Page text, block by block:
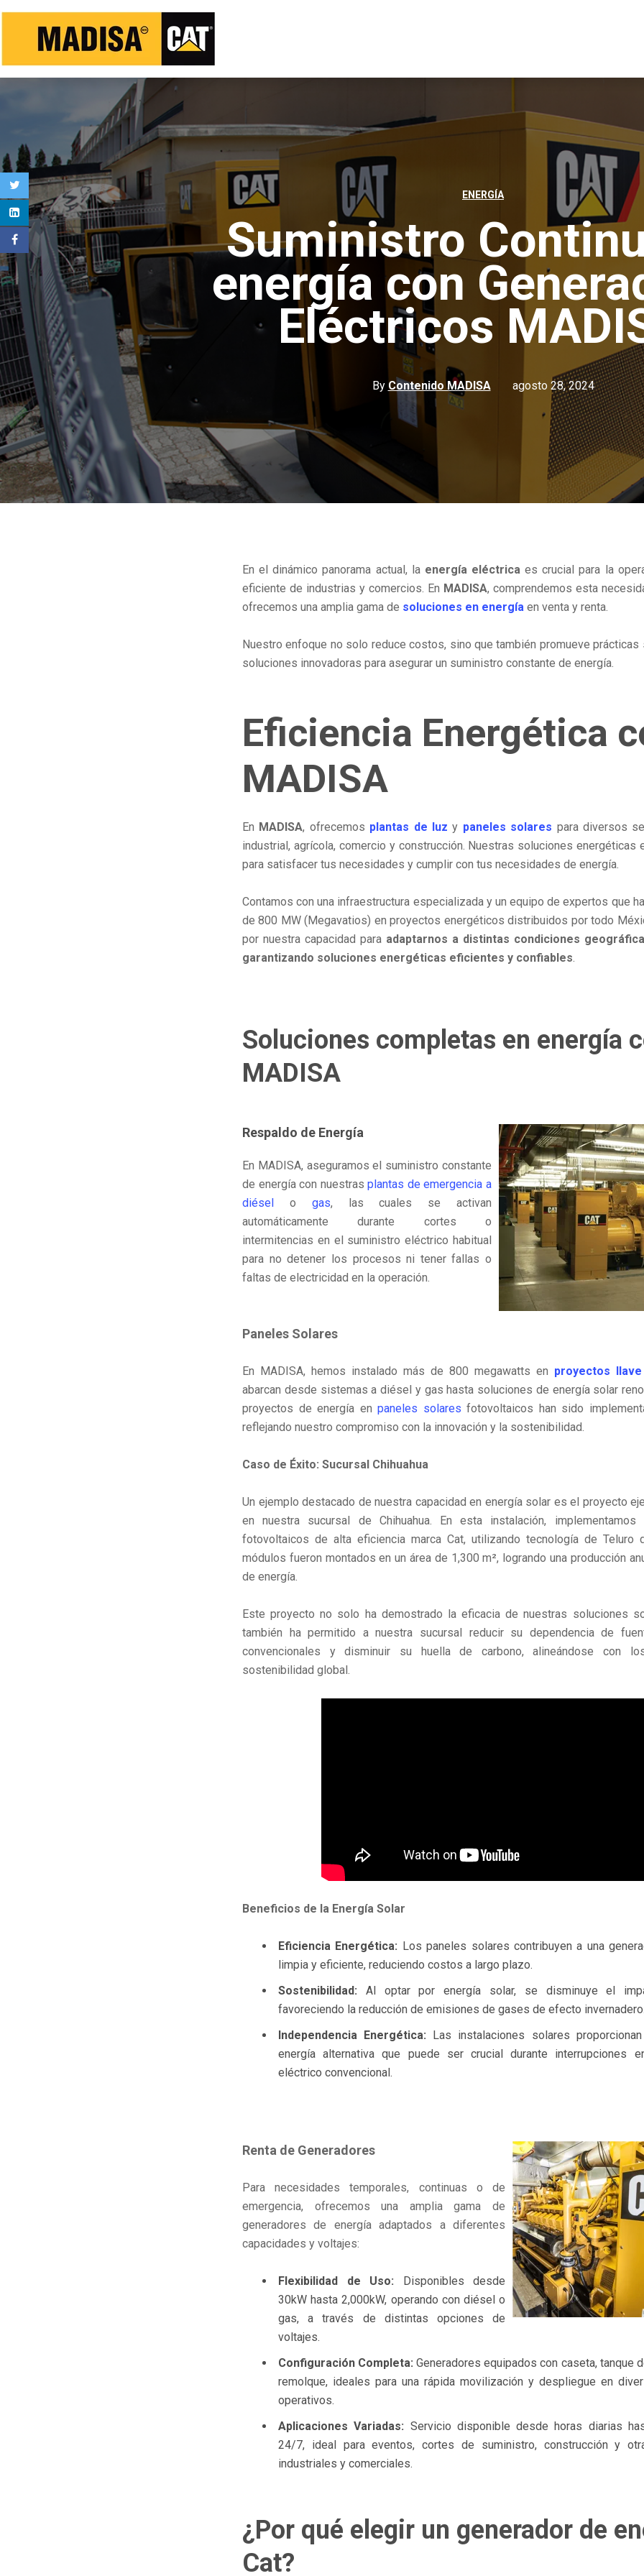
ENERGÍA
Suministro
energía con
Eléctricos
By Contenido MADISA agosto 28, 2024
En el dinámico panorama actual, la energía eléctrica es crucial para la
eficiente de industrias y comercios. En MADISA, comprendemos esta
ofrecemos una amplia gama de soluciones en energía en venta y renta.
Nuestro enfoque no solo reduce costos, sino que también promueve
soluciones innovadoras para asegurar un suministro constante de energía.
Eficiencia Energética
MADISA
En MADISA, ofrecemos plantas de luz y paneles solares para diversos
industrial, agrícola, comercio y construcción. Nuestras soluciones energéticas
para satisfacer tus necesidades y cumplir con tus necesidades de energía.
Contamos con una infraestructura especializada y un equipo de expertos que
de 800 MW (Megavatios) en proyectos energéticos distribuidos por todo
por nuestra capacidad para adaptarnos a distintas condiciones
garantizando soluciones energéticas eficientes y confiables.
Soluciones completas en energía
MADISA
Respaldo de Energía
En MADISA, aseguramos el suministro constante
de energía con nuestrasplantas de emergencia a
diésel o gas, las cuales se activan
automáticamente durante cortes o
intermitencias en el suministro eléctrico habitual
para no detener los procesos ni tener fallas o
faltas de electricidad en la operación.
Paneles Solares
En MADISA, hemos instalado más de 800 megawatts en proyectos
abarcan desde sistemas a diésel y gas hasta soluciones de energía solar
proyectos de energía enpaneles solares fotovoltaicos han sido
reflejando nuestro compromiso con la innovación y la sostenibilidad.
Caso de Éxito: Sucursal Chihuahua
Un ejemplo destacado de nuestra capacidad en energía solar es el proyecto
en nuestra sucursal de Chihuahua. En esta instalación, implementamos
fotovoltaicos de alta eficiencia marca Cat, utilizando tecnología de Teluro
módulos fueron montados en un área de 1,300 m², logrando una producción
de energía.
Este proyecto no solo ha demostrado la eficacia de nuestras soluciones
también ha permitido a nuestra sucursal reducir su dependencia de
convencionales y disminuir su huella de carbono, alineándose con
sostenibilidad global.
Beneficios de la Energía Solar
Eficiencia Energética: Los paneles solares contribuyen a una
limpia y eficiente, reduciendo costos a largo plazo.
Sostenibilidad: Al optar por energía solar, se disminuye el
favoreciendo la reducción de emisiones de gases de efecto
Independencia Energética: Las instalaciones solares
energía alternativa que puede ser crucial durante interrupciones
eléctrico convencional.
Renta de Generadores
Para necesidades temporales, continuas o de
emergencia, ofrecemos una amplia gama de
generadores de energía adaptados a diferentes
capacidades y voltajes:
Flexibilidad de Uso: Disponibles desde
30kW hasta 2,000kW, operando con diésel o
gas, a través de distintas opciones de
voltajes.
Configuración Completa: Generadores equipados con caseta, tanque
remolque, ideales para una rápida movilización y despliegue en
operativos.
Aplicaciones Variadas: Servicio disponible desde horas diarias
24/7, ideal para eventos, cortes de suministro, construcción y
industriales y comerciales.
¿Por qué elegir un generador de
Cat?